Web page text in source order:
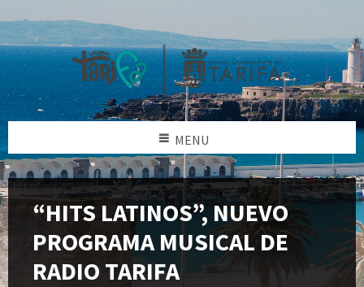
MENU
“HITS LATINOS”, NUEVO
PROGRAMA MUSICAL DE
RADIO TARIFA